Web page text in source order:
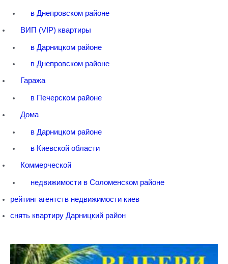
в Днепровском районе
ВИП (VIP) квартиры
в Дарницком районе
в Днепровском районе
Гаража
в Печерском районе
Дома
в Дарницком районе
в Киевской области
Коммерческой
недвижимости в Соломенском районе
рейтинг агентств недвижимости киев
снять квартиру Дарницкий район